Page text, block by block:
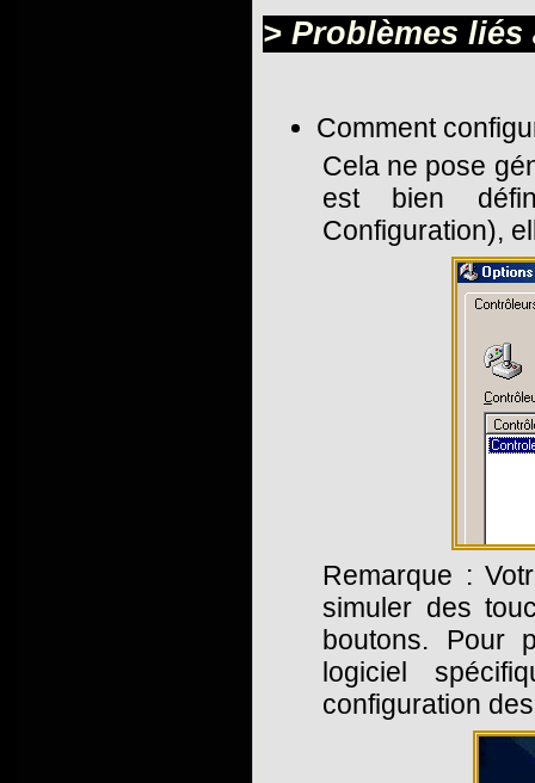
> Problèmes liés
Comment
Cela ne pose
est bien
Configuration),
Remarque :
simuler des
boutons. Pour
logiciel
configuration